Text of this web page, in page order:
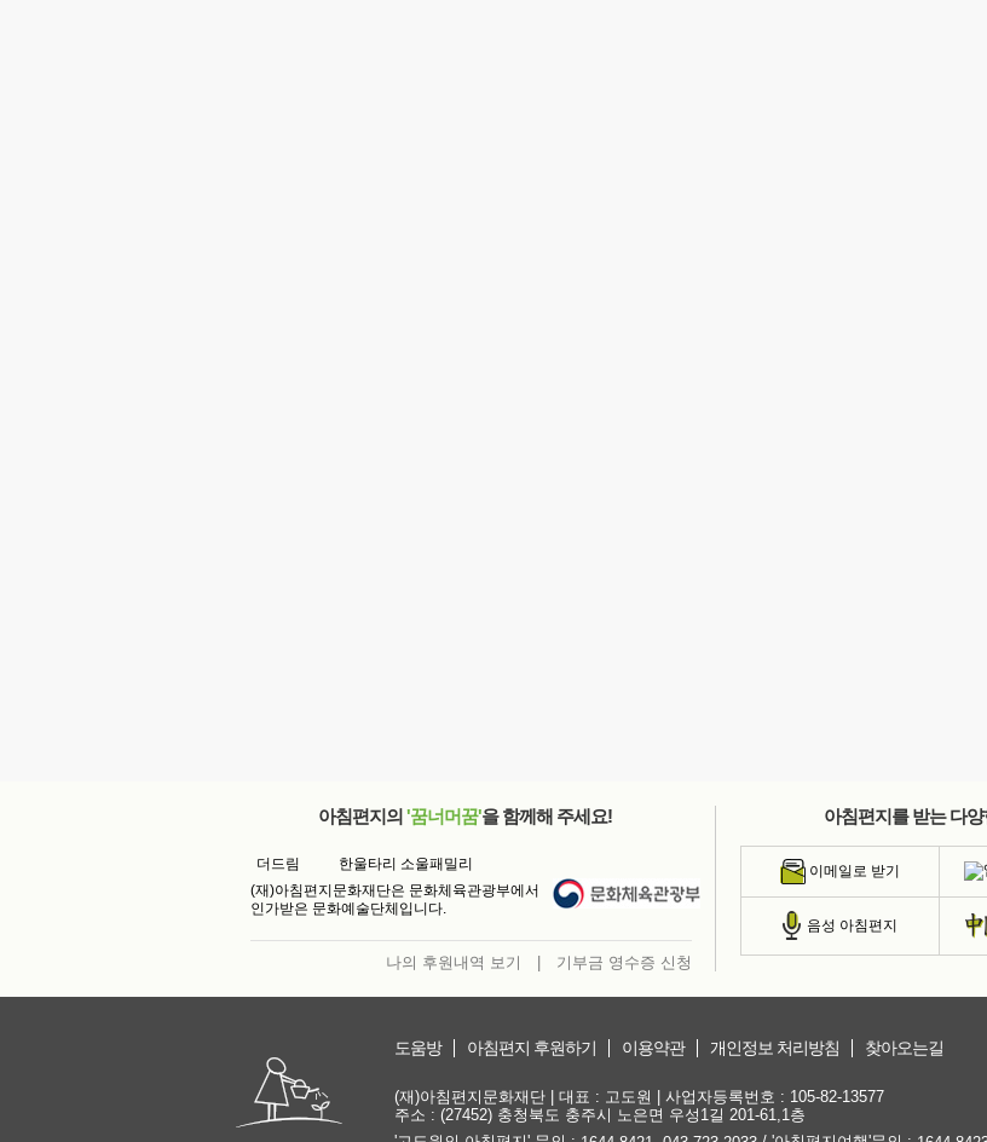
아침편지의 '꿈너머꿈'을 함께해 주세요!
더드림
한울타리 소울패밀리
(재)아침편지문화재단은 문화체육관광부에서
인가받은 문화예술단체입니다.
나의 후원내역 보기 기부금 영수증 신청
아침편지를 받는 다
이메일로 받기
음성 아침편지
도움방 아침편지 후원하기 이용약관 개인정보 처리방침 찾아오는길
(재)아침편지문화재단 | 대표 : 고도원 | 사업자등록번호 : 105-82-13577
주소 : (27452) 충청북도 충주시 노은면 우성1길 201-61,1층